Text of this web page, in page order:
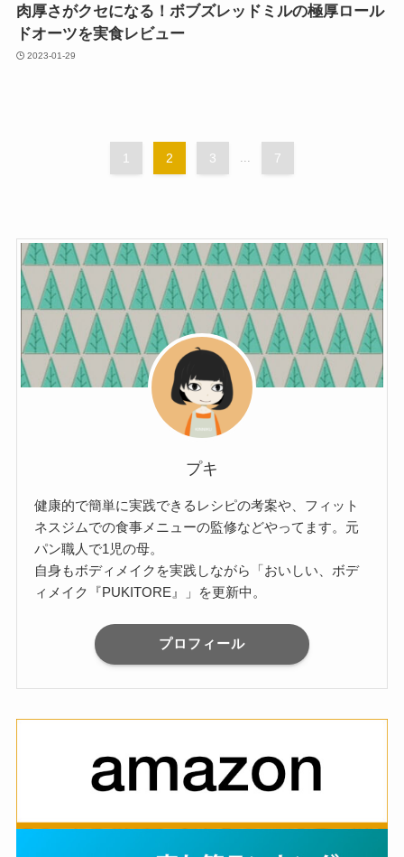
肉厚さがクセになる！ボブズレッドミルの極厚ロール
ドオーツを実食レビュー
2023-01-29
1 2 3 ... 7
プキ
健康的で簡単に実践できるレシピの考案や、フィット
ネスジムでの食事メニューの監修などやってます。元
パン職人で1児の母。
自身もボディメイクを実践しながら「おいしい、ボデ
ィメイク『PUKITORE』」を更新中。
プロフィール